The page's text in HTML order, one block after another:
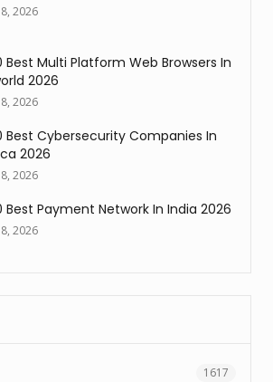
2026
Best Multi Platform Web Browsers In
2026
2026
Best Cybersecurity Companies In
2026
2026
Best Payment Network In India 2026
2026
1617